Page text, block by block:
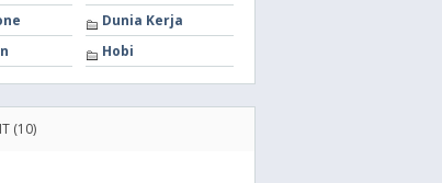
Dunia Kerja
Hobi
(10)